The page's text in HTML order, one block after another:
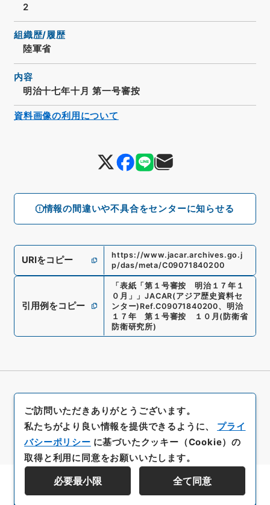
情報の間違いや不具合をセンターに知らせる
2
組織歴/履歴
陸軍省
内容
明治十七年十月 第一号審按
URIをコピー
https://www.jacar.archives.go.j
p/das/meta/C09071840200
引用例をコピー
「表紙「第１号審按 明治１７年１
０月」
」JACAR(アジア歴史資料セ
ンター) Ref.C09071840200、 明治
１７年 第１号審按 １０月 (防衛省
防衛研究所)
資料画像の利用について
資料群階層を表示する
ご訪問いただきありがとうございます。
私たちがより良い情報を提供できるように、 プライ
バシーポリシー に基づいたクッキー（Cookie）の
取得と利用に同意をお願いいたします。
必要最小限 全て同意